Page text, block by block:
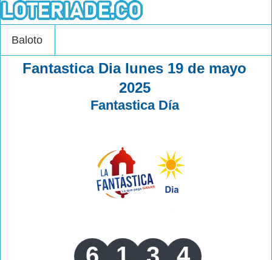
Baloto
Fantastica Dia lunes 19 de mayo
2025
Fantastica Día